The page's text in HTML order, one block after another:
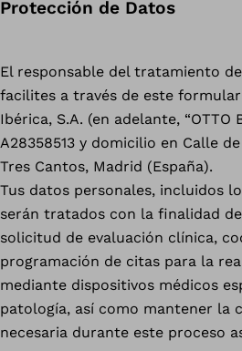
Protección de Datos
El responsable del tratamiento
facilites a través de este
Ibérica, S.A. (en adelante, “OTTO
A28358513 y domicilio en Calle
Tres Cantos, Madrid (España).
Tus datos personales, incluidos
serán tratados con la finalidad
solicitud de evaluación clínica,
programación de citas para la
mediante dispositivos médicos
patología, así como mantener la
necesaria durante este proceso